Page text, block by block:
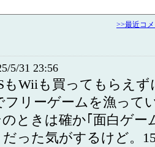
>>最近コ
5/31 23:56
もWiiも買ってもらえず
フリーゲームを漁って
ときは確か｢面白ゲー
った気がするけど。